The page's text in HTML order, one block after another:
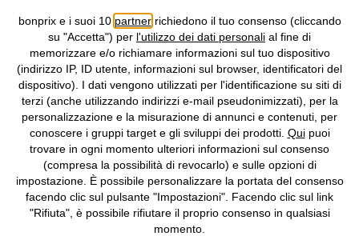
Condizioni di vendita
Informativa privacy e cookie Gestione dei cookie
Informazioni legali Diritto di recesso
©2026 bonprix.Tutti i diritti riservati.
bonprix S.r.l. con socio unico, sede legale: via Adua 33 - 13855
Valdengo (BI) C.F. 01510910027 - P.I. 01939830020, Reg. Imprese di
Biella n. 01510910027, R.E.A. BI - 171345, N. Reg. Pile:
IT09060P00000858, N. Reg. AEE: IT08020000002105 Capitale
Sociale: euro 1.000.000 i.v, Società soggetta all'attività di direzione
e coordinamento di bonprix Beteiligungs -Verwaltungsgesellschaft
mbH.
bonprix e i suoi 10 partnerrichiedono il tuo consenso (cliccando
su "Accetta") per l'utilizzo dei dati personali al fine di
memorizzare e/o richiamare informazioni sul tuo dispositivo
(indirizzo IP, ID utente, informazioni sul browser, identificatori del
dispositivo). I dati vengono utilizzati per l'identificazione su siti di
terzi (anche utilizzando indirizzi e-mail pseudonimizzati), per la
personalizzazione e la misurazione di annunci e contenuti, per
conoscere i gruppi target e gli sviluppi dei prodotti. Quipuoi
trovare in ogni momento ulteriori informazioni sul consenso
(compresa la possibilità di revocarlo) e sulle opzioni di
impostazione. È possibile personalizzare la portata del consenso
facendo clic sul pulsante "Impostazioni". Facendo clic sul link
"Rifiuta", è possibile rifiutare il proprio consenso in qualsiasi
momento.